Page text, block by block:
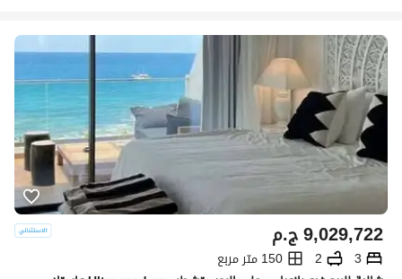
ج.م9,029,722
3
2
150 متر مربع